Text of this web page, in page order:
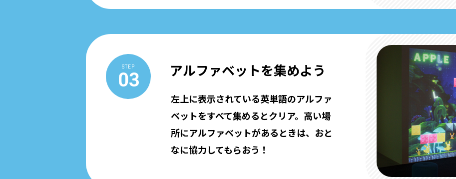
STEP
03 アルファベットを集めよう
左上に表示されている英単語のアルファ
ベットをすべて集めるとクリア。 高い場
所にアルファベットがあるときは、 おと
なに協力してもらおう！